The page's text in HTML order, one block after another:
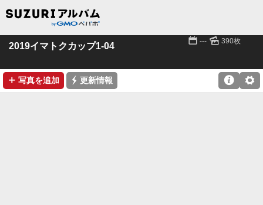
2019イマトクカップ1-04 📅 --- 🌄 390枚
➕ 写真を追加 ⚡ 更新情報 ⚙
